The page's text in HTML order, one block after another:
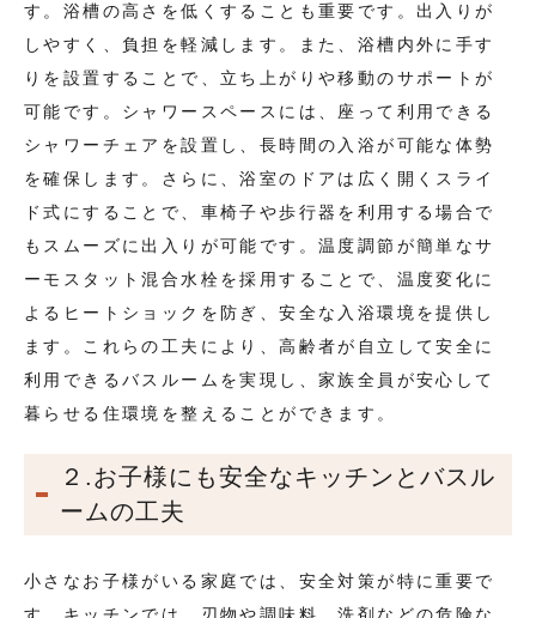
す。浴槽の高さを低くすることも重要です。出入りが
しやすく、負担を軽減します。また、浴槽内外に手す
りを設置することで、立ち上がりや移動のサポートが
可能です。シャワースペースには、座って利用できる
シャワーチェアを設置し、長時間の入浴が可能な体勢
を確保します。さらに、浴室のドアは広く開くスライ
ド式にすることで、車椅子や歩行器を利用する場合で
もスムーズに出入りが可能です。温度調節が簡単なサ
ーモスタット混合水栓を採用することで、温度変化に
よるヒートショックを防ぎ、安全な入浴環境を提供し
ます。これらの工夫により、高齢者が自立して安全に
利用できるバスルームを実現し、家族全員が安心して
暮らせる住環境を整えることができます。
２.お子様にも安全なキッチンとバスル
ームの工夫
小さなお子様がいる家庭では、安全対策が特に重要で